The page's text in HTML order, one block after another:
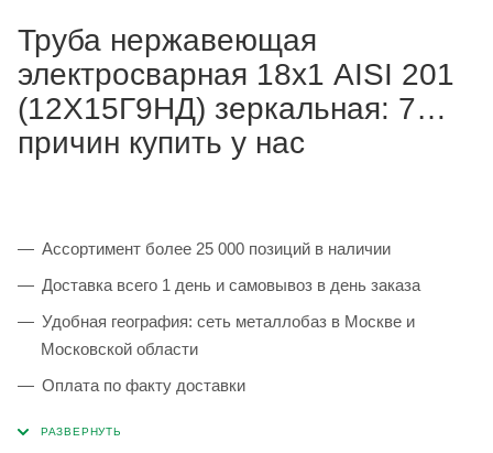
Труба нержавеющая
электросварная 18х1 AISI 201
(12Х15Г9НД) зеркальная: 7
причин купить у нас
Ассортимент более 25 000 позиций в наличии
Доставка всего 1 день и самовывоз в день заказа
Удобная география: сеть металлобаз в Москве и
Московской области
Оплата по факту доставки